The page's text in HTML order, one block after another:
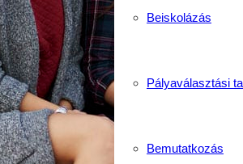
Beiskolázás
Pályaválasztási
Bemutatkozás